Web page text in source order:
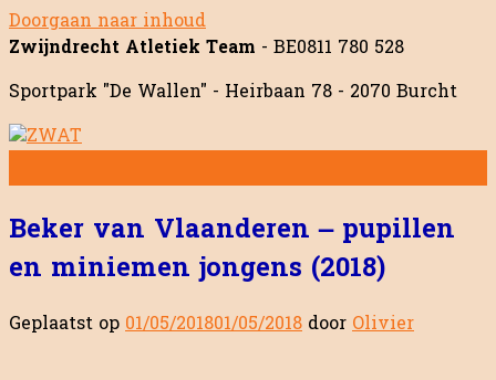
Doorgaan naar inhoud
Zwijndrecht Atletiek Team - BE0811 780 528
Sportpark "De Wallen" - Heirbaan 78 - 2070 Burcht
Beker van Vlaanderen – pupillen
en miniemen jongens (2018)
Geplaatst op 01/05/201801/05/2018 door Olivier